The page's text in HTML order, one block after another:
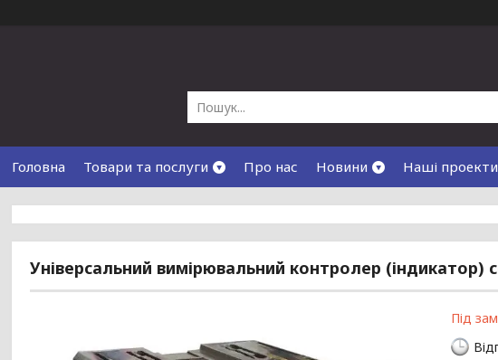
Головна Товари та послуги Про нас Новини Наші проекти
Універсальний вимірювальний контролер (індикатор)
Під